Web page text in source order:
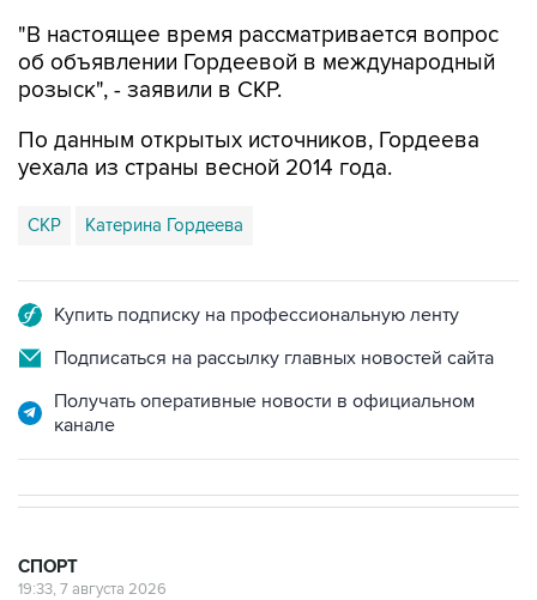
"В настоящее время рассматривается вопрос
об объявлении Гордеевой в международный
розыск", - заявили в СКР.
По данным открытых источников, Гордеева
уехала из страны весной 2014 года.
СКР Катерина Гордеева
Купить подписку на профессиональную ленту
Подписаться на рассылку главных новостей сайта
Получать оперативные новости в официальном
канале
СПОРТ
19:33, 7 августа 2026